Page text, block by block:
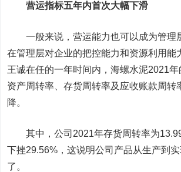
营运指标五年内首次大幅下滑
一般来说，营运能力也可以成为管理
在管理层对企业的把控能力和资源利用能
王诚在任的一年时间内，海螺水泥2021
资产周转率、存货周转率及应收账款周转
降。
其中，公司2021年存货周转率为
下挫29.56%，这说明公司产品从生产到
了。